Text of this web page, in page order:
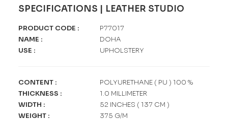
SPECIFICATIONS | LEATHER STUDIO
PRODUCT CODE :
P77017
NAME :
DOHA
USE : UPHOLSTERY
CONTENT :
POLYURETHANE ( PU ) 100 %
THICKNESS :
1.0 MILLIMETER
WIDTH :
52 INCHES ( 137 CM )
WEIGHT : 375 G/M